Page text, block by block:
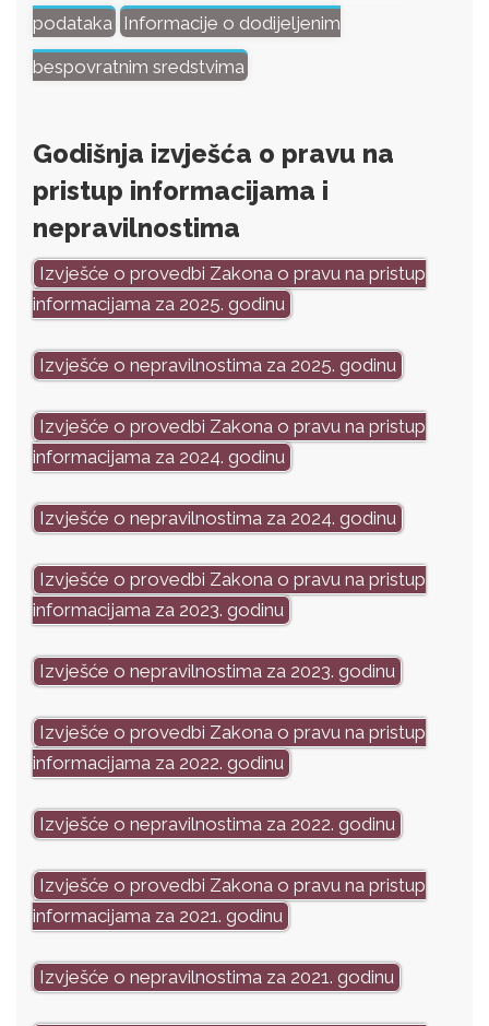
podataka Informacije o dodijeljenim
bespovratnim sredstvima
Godišnja izvješća o pravu na
pristup informacijama i
nepravilnostima
Izvješće o provedbi Zakona o pravu na pristup
informacijama za 2025. godinu
Izvješće o nepravilnostima za 2025. godinu
Izvješće o provedbi Zakona o pravu na pristup
informacijama za 2024. godinu
Izvješće o nepravilnostima za 2024. godinu
Izvješće o provedbi Zakona o pravu na pristup
informacijama za 2023. godinu
Izvješće o nepravilnostima za 2023. godinu
Izvješće o provedbi Zakona o pravu na pristup
informacijama za 2022. godinu
Izvješće o nepravilnostima za 2022. godinu
Izvješće o provedbi Zakona o pravu na pristup
informacijama za 2021. godinu
Izvješće o nepravilnostima za 2021. godinu